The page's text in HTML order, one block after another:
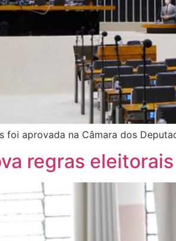
foi aprovada na Câmara dos
regras